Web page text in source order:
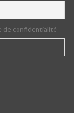
de confidentialité